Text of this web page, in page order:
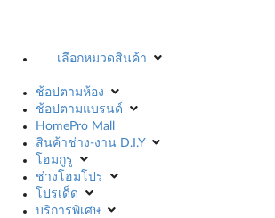
เลือกหมวดสินค้า
ช้อปตามห้อง
ช้อปตามแบรนด์
HomePro Mall
สินค้าช่าง-งาน D.I.Y
โฮมกูรู
ช่างโฮมโปร
โปรเด็ด
บริการพิเศษ